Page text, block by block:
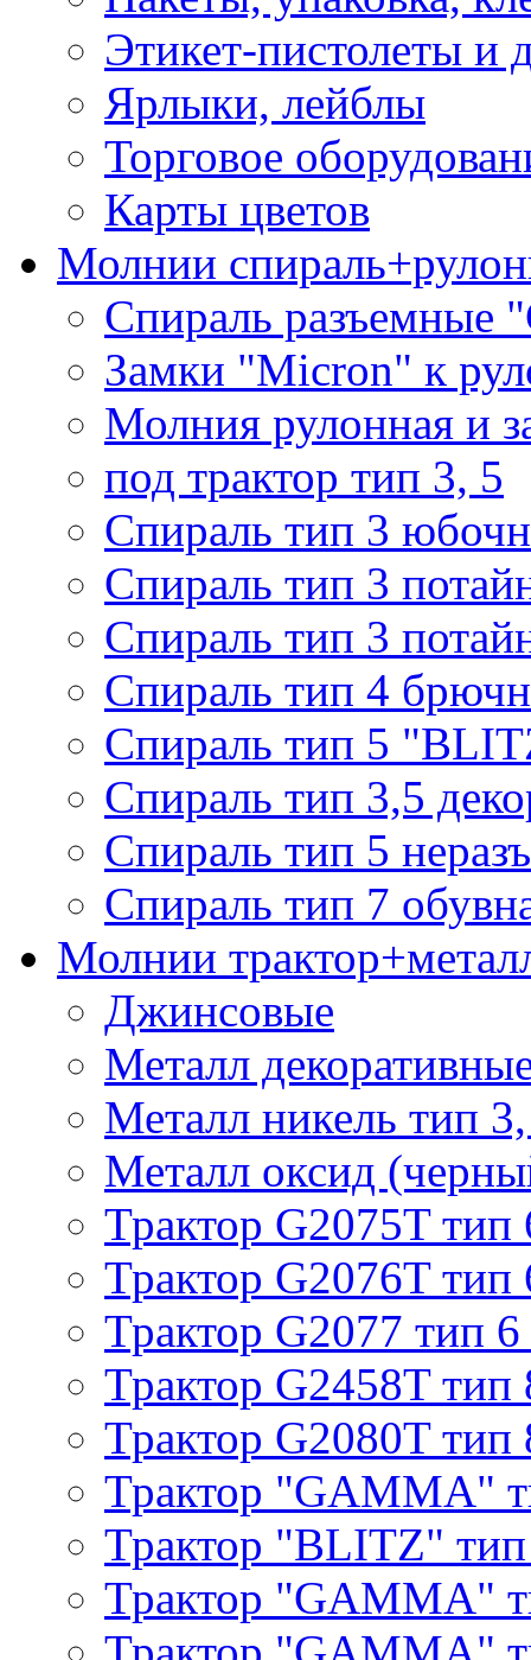
Этикет-пистолеты и
Ярлыки, лейблы
Торговое
Карты цветов
Молнии
Спираль разъемные
Замки "Micron" к
Молния рулонная и
под трактор тип 3, 5
Спираль тип 3
Спираль тип 3
Спираль тип 3
Спираль тип 4
Спираль тип 5
Спираль тип 3,5
Спираль тип 5
Спираль тип 7
Молнии
Джинсовые
Металл
Металл никель тип
Металл оксид
Трактор G2075T тип
Трактор G2076T тип
Трактор G2077 тип 6
Трактор G2458T тип
Трактор G2080T тип
Трактор "GAMMA"
Трактор "BLITZ"
Трактор "GAMMA"